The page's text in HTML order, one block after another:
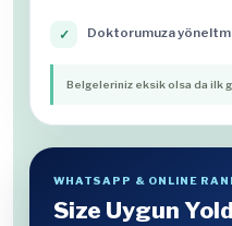
✓ Doktorumuza
Belgeleriniz eksik olsa da ilk
WHATSAPP & ONLINE
Size Uygun